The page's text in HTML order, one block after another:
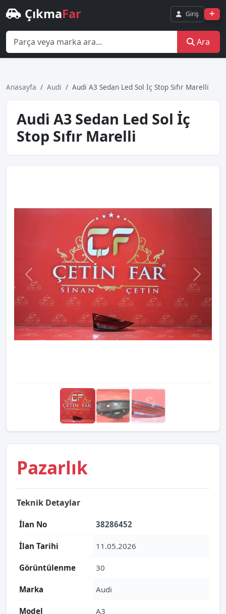
ÇıkmaFar Giriş
Ara
Anasayfa Audi Audi̇ A3 Sedan Led Sol İç Stop Sıfır Marelli̇
Audi̇ A3 Sedan Led Sol İç
Stop Sıfır Marelli̇
Pazarlık
Teknik Detaylar
İlan No 38286452
İlan Tarihi 11.05.2026
Görüntülenme 30
Marka Audi
Model A3